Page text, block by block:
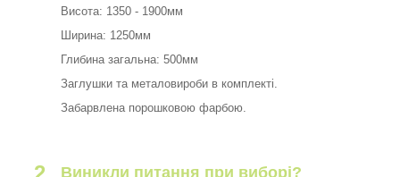
Висота: 1350 - 1900мм
Ширина: 1250мм
Глибина загальна: 500мм
Заглушки та металовироби в комплекті.
Забарвлена порошковою фарбою.
Виникли питання при виборі?